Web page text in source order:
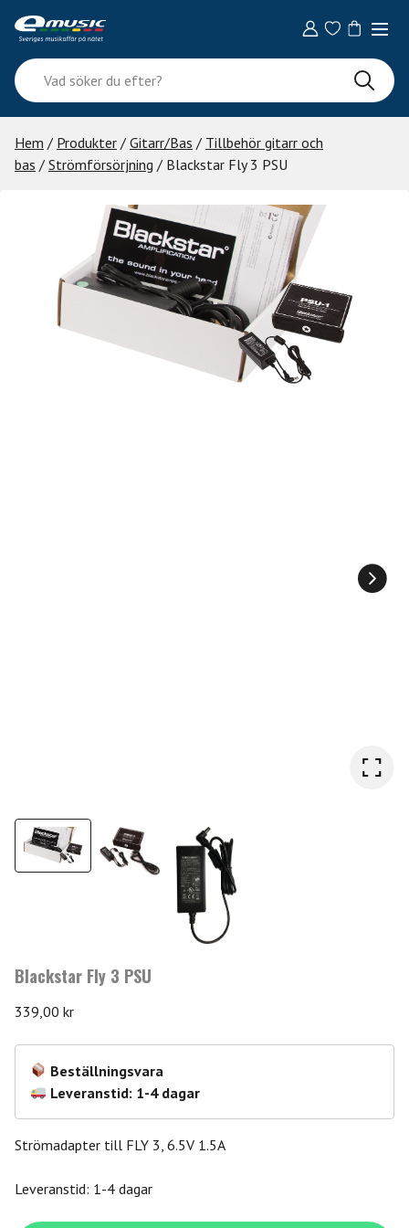
content
Vad
söker
du
efter?
Hem / Produkter / Gitarr/Bas / Tillbehör gitarr och
bas / Strömförsörjning / Blackstar Fly 3 PSU
Blackstar Fly 3 PSU
339,00 kr
Beställningsvara
Leveranstid: 1-4 dagar
Strömadapter till FLY 3, 6.5V 1.5A
Leveranstid: 1-4 dagar